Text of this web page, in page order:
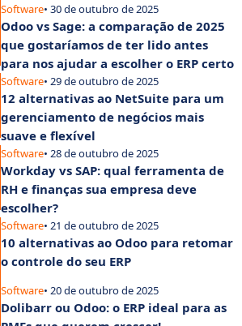
Software• 30 de outubro de 2025
Odoo vs Sage: a comparação de 2025
que gostaríamos de ter lido antes
para nos ajudar a escolher o ERP certo
Software• 29 de outubro de 2025
12 alternativas ao NetSuite para um
gerenciamento de negócios mais
suave e flexível
Software• 28 de outubro de 2025
Workday vs SAP: qual ferramenta de
RH e finanças sua empresa deve
escolher?
Software• 21 de outubro de 2025
10 alternativas ao Odoo para retomar
o controle do seu ERP
Software• 20 de outubro de 2025
Dolibarr ou Odoo: o ERP ideal para as